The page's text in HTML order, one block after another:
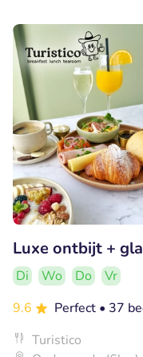
Luxe ontbijt +
Di Wo Do
Vr
9.6
Perfect • 37
Turistico